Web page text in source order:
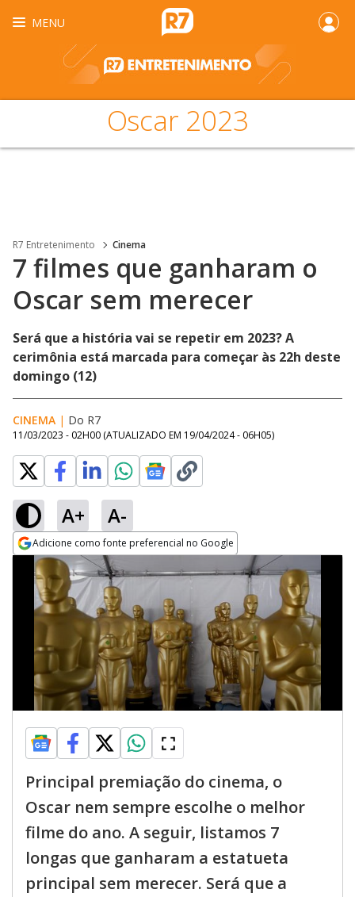
MENU
Oscar 2023
R7 Entretenimento Cinema
7 filmes que ganharam o
Oscar sem merecer
Será que a história vai se repetir em 2023? A
cerimônia está marcada para começar às 22h deste
domingo (12)
CINEMA | Do R7
11/03/2023 - 02H00 (ATUALIZADO EM 19/04/2024 - 06H05)
A+ A-
Adicione como fonte preferencial no Google
Opens in new window
Principal premiação do cinema, o
Oscar nem sempre escolhe o melhor
filme do ano. A seguir, listamos 7
longas que ganharam a estatueta
principal sem merecer. Será que a